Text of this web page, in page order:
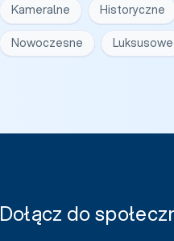
Kameralne Historyczne
Nowoczesne Luksusowe
Dołącz do